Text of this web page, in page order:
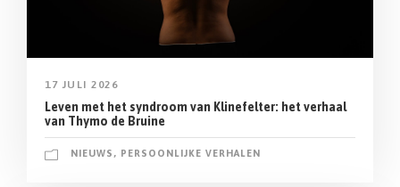
17 JULI 2026
Leven met het syndroom van Klinefelter: het verhaal
van Thymo de Bruine
NIEUWS , PERSOONLIJKE VERHALEN